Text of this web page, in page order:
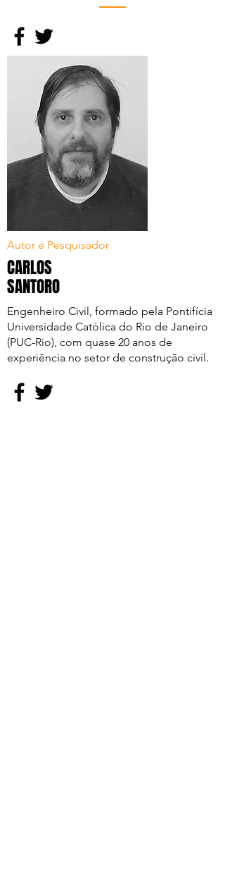
Autor e Pesquisador
CARLOS
SANTORO
Engenheiro Civil, formado pela Pontifícia
Universidade Católica do Rio de Janeiro
(PUC-Rio), com quase 20 anos de
experiência no setor de construção civil.